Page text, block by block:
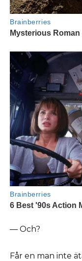
— Och?
Får en man inte